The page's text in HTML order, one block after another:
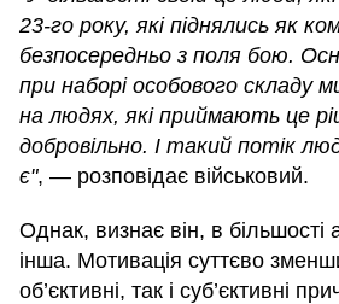
23-го року, які піднялись як
безпосередньо з поля бою.
при наборі особового складу
на людях, які приймають це
добровільно. І такий потік
є", — розповідає військовий.
Однак, визнає він, в більшості
інша. Мотивація суттєво
об’єктивні, так і суб’єктивні